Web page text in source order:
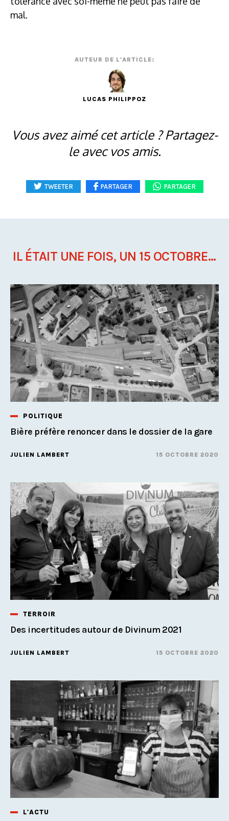
mal.
AUTEUR DE L'ARTICLE:
LUCAS PHILIPPOZ
Vous avez aimé cet article ? Partagez-
le avec vos amis.
TWEETER PARTAGER PARTAGER
IL ÉTAIT UNE FOIS, UN 15 OCTOBRE...
POLITIQUE
Bière préfère renoncer dans le dossier de la gare
JULIEN LAMBERT 15 OCTOBRE 2020
TERROIR
Des incertitudes autour de Divinum 2021
JULIEN LAMBERT 15 OCTOBRE 2020
L'ACTU